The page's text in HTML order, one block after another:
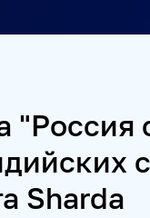
РЕКЛАМА И
"Россия
Sharda